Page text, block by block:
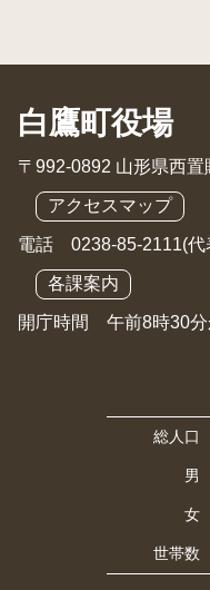
白鷹町役場
〒992-0892 山形県西
アクセスマップ
電話 0238-85-2111(
各課案内
開庁時間 午前8時30分
総人口
男
女
世帯数